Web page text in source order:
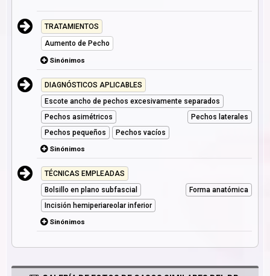
TRATAMIENTOS
Aumento de Pecho
Sinónimos
DIAGNÓSTICOS APLICABLES
Escote ancho de pechos excesivamente separados
Pechos asimétricos
Pechos laterales
Pechos pequeños
Pechos vacíos
Sinónimos
TÉCNICAS EMPLEADAS
Bolsillo en plano subfascial
Forma anatómica
Incisión hemiperiareolar inferior
Sinónimos